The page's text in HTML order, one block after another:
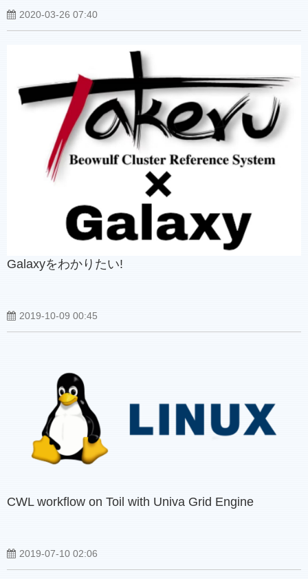
2020-03-26 07:40
Galaxyをわかりたい!
2019-10-09 00:45
CWL workflow on Toil with Univa Grid Engine
2019-07-10 02:06